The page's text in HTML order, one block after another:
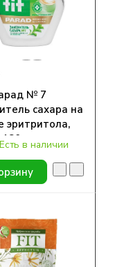
№ 7
сахара на
эритритола,
гр.
Есть в наличии